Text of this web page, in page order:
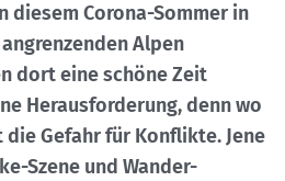
diesem Corona-Sommer in
Alpen
dort eine schöne Zeit
Herausforderung, denn wo
Gefahr für Konflikte. Jene
Szene und Wander-